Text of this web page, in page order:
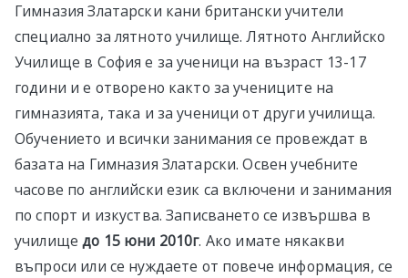
Гимназия Златарски кани британски учители
специално за лятното училище. Лятното Английско
Училище в София е за ученици на възраст 13-17
години и е отворено както за учениците на
гимназията, така и за ученици от други училища.
Обучението и всички занимания се провеждат в
базата на Гимназия Златарски. Освен учебните
часове по английски език са включени и занимания
по спорт и изкуства. Записването се извършва в
училищедо 15юни 2010г. Ако имате някакви
въпроси или се нуждаете от повече информация, се